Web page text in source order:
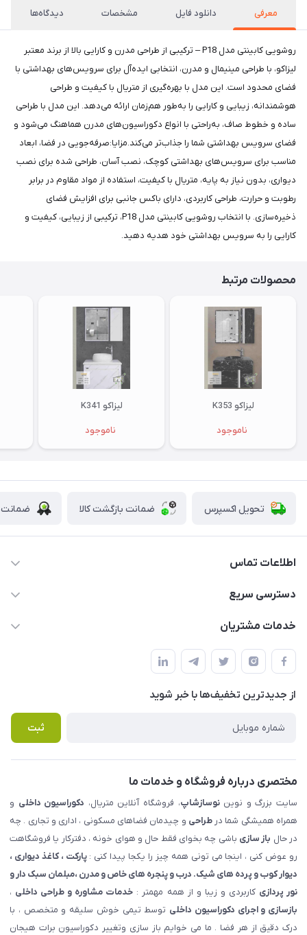
معرفی دانلود فایل مشخصات دیدگاه‌ها
روشویی کابینتی مدل P18 – ترکیبی از طراحی مدرن و کارایی بالا از برند معتبر
لیزاکو، با طراحی مینیمال و مدرن، انتخابی ایده‌آل برای سرویس‌های بهداشتی با
فضای محدود است. این مدل با بهره‌گیری از متریال با کیفیت و طراحی
هوشمندانه، زیبایی و کارایی را به‌طور هم‌زمان ارائه می‌دهد. این مدل با طراحی
ساده و خطوط صاف، به‌راحتی با انواع دکوراسیون‌های مدرن هماهنگ می‌شود و
فضای سرویس بهداشتی شما را جذاب‌تر می‌کند.مزایا:صرفه‌جویی در فضا، ابعاد
مناسب برای سرویس‌های بهداشتی کوچک، نصب آسان، طراحی شده برای نصب
دیواری، بدون نیاز به پایه، متریال با کیفیت، استفاده از مواد مقاوم در برابر
رطوبت و حرارت، طراحی کاربردی، دارای باکس جانبی برای افزایش فضای
ذخیره‌سازی. با انتخاب روشویی کابینتی مدل P18، ترکیبی از زیبایی، کیفیت و
کارایی را به سرویس بهداشتی خود هدیه دهید.
محصولات مرتبط
لیزاکو K353
ناموجود
لیزاکو K341
ناموجود
تحویل اکسپرس ضمانت بازگشت کالا ضمانت
اطلاعات تماس
09123855612
املاک مدنی - نوساز شاپ
دسترسی سریع
حساب کاربری
لیست محصولات
درباره ما
خدمات مشتریان
قوانین و مقررات
حریم خصوصی
راهنما
پرسش های متداول
از جدید‌ترین تخفیف‌ها با‌ خبر شوید
ثبت
مختصری درباره فروشگاه و خدمات ما
سایت بزرگ و نویننوسازشاپ، فروشگاه آنلاین متریال، دکوراسیون داخلی و
همراه همیشگی شما درطراحی و چیدمان فضاهای مسکونی ، اداری و تجاری . چه
در حال باز سازی باشی چه بخوای فقط حال و هوای خونه ، دفترکار یا فروشگاهت
رو عوض کنی ، اینجا می تونی همه چیز را یکجا پیدا کنی :پارکت ، کاغذ دیواری ،
دیوار کوب و پرده های شیک. درب و پنجره های خاص و مدرن ،مبلمان سبک دار و
نور پردازی کاربردی و زیبا و از همه مهمتر : خدمات مشاوره و طراحی داخلی ،
بازسازی و اجرای دکوراسیون داخلی توسط تیمی خوش سلیقه و متخصص ، با
درک دقیق از هر فضا . ما می خوایم باز سازی وتغییر دکوراسیون برات هیجان